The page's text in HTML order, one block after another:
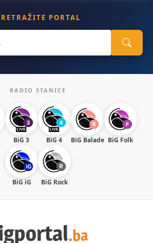
PORTAL
RADIO STANICE
BiG 3 BiG 4 BiG Balade BiG Folk
BiG iG BiG Rock